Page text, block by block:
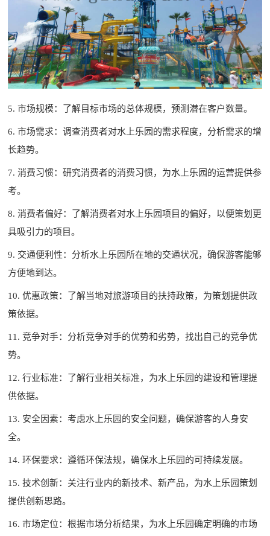
5. 市场规模：了解目标市场的总体规模，预测潜在客户数量。
6. 市场需求：调查消费者对水上乐园的需求程度，分析需求的增
长趋势。
7. 消费习惯：研究消费者的消费习惯，为水上乐园的运营提供参
考。
8. 消费者偏好：了解消费者对水上乐园项目的偏好，以便策划更
具吸引力的项目。
9. 交通便利性：分析水上乐园所在地的交通状况，确保游客能够
方便地到达。
10. 优惠政策：了解当地对旅游项目的扶持政策，为策划提供政
策依据。
11. 竞争对手：分析竞争对手的优势和劣势，找出自己的竞争优
势。
12. 行业标准：了解行业相关标准，为水上乐园的建设和管理提
供依据。
13. 安全因素：考虑水上乐园的安全问题，确保游客的人身安
全。
14. 环保要求：遵循环保法规，确保水上乐园的可持续发展。
15. 技术创新：关注行业内的新技术、新产品，为水上乐园策划
提供创新思路。
16. 市场定位：根据市场分析结果，为水上乐园确定明确的市场